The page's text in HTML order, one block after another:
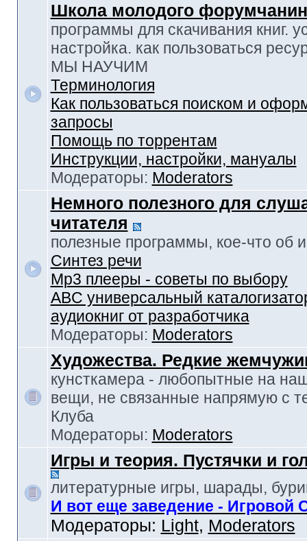
Школа молодого
программы для скачивания книг.
настройка. как пользоваться
МЫ НАУЧИМ
Терминология
Как пользоваться поиском и
запросы
Помощь по торрентам
Инструкции, настройки, мануалы
Модераторы: Moderators
Немного полезного для
читателя
полезные программы, кое-что об
Синтез речи
Mp3 плееры - советы по выбору
ABC универсальный
аудиокниг от разработчика
Модераторы: Moderators
Художества. Редкие
кунсткамера - любопытные на
вещи, не связанные напрямую с
Клуба
Модераторы: Moderators
Игры и теория. Пустячки и
литературные игры, шарады,
И вот еще заведение - Игровой
Модераторы: Light, Moderators